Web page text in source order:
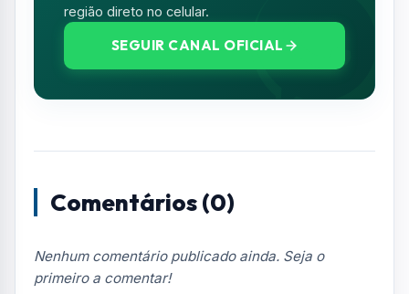
região direto no celular.
SEGUIR CANAL OFICIAL
Comentários (0)
Nenhum comentário publicado ainda. Seja o
primeiro a comentar!